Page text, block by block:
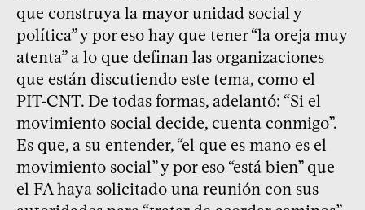
que construya la mayor unidad social y
política” y por eso hay que tener “la oreja muy
atenta” a lo que definan las organizaciones
que están discutiendo este tema, como el
PIT-CNT. De todas formas, adelantó: “Si el
movimiento social decide, cuenta conmigo”.
Es que, a su entender, “el que es mano es el
movimiento social” y por eso “está bien” que
el FA haya solicitado una reunión con sus